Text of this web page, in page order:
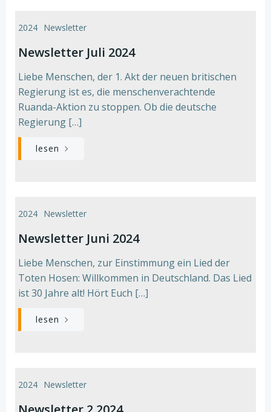
2024 Newsletter
Newsletter Juli 2024
Liebe Menschen, der 1. Akt der neuen britischen
Regierung ist es, die menschenverachtende
Ruanda-Aktion zu stoppen. Ob die deutsche
Regierung […]
lesen
2024 Newsletter
Newsletter Juni 2024
Liebe Menschen, zur Einstimmung ein Lied der
Toten Hosen: Willkommen in Deutschland. Das Lied
ist 30 Jahre alt! Hört Euch […]
lesen
2024 Newsletter